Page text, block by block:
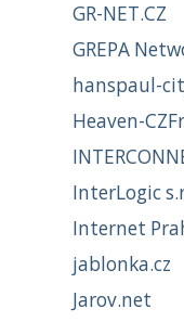
GR-NET.CZ
GREPA
hanspaul-
Heaven-
InterLogic
Internet
jablonka.cz
Jarov.net